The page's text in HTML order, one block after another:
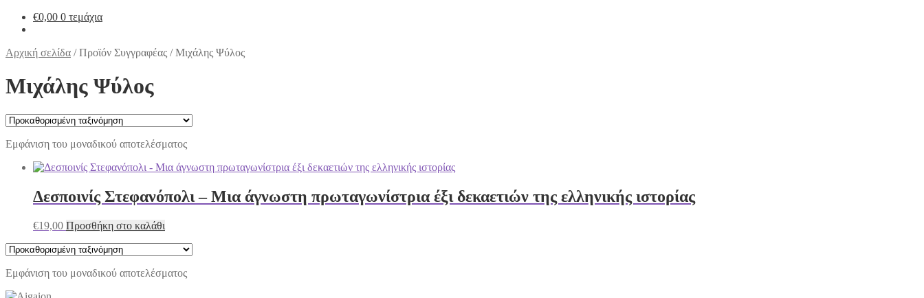
€0,00 0 τεμάχια
Αρχική σελίδα /Προϊόν Συγγραφέας /Μιχάλης Ψύλος
Μιχάλης Ψύλος
Εμφάνιση του μοναδικού αποτελέσματος
Δεσποινίς Στεφανόπολι – Μια άγνωστη πρωταγωνίστρια έξι δεκαετιών της ελληνικής ιστορίας
€19,00 Προσθήκη στο καλάθι
Εμφάνιση του μοναδικού αποτελέσματος